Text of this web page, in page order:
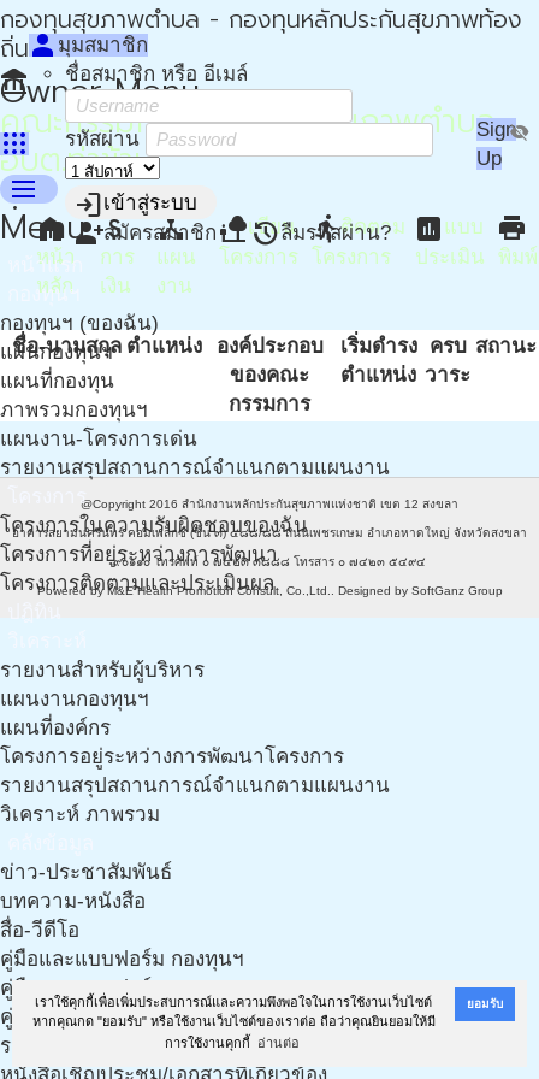
เราใช้คุกกี้เพื่อเพิ่มประสบการณ์และความพึงพอใจในการใช้งานเว็บไซต์
หากคุณกด "ยอมรับ" หรือใช้งานเว็บไซต์ของเราต่อ ถือว่าคุณยินยอมให้มี
การใช้งานคุกกี้
อ่านต่อ
ยอมรับ
กองทุนสุขภาพตำบล - กองทุนหลักประกันสุขภาพท้อง
ถิ่น - กปท
Owner Menu
apps
person มุมสมาชิก
ชื่อสมาชิก หรือ อีเมล์
รหัสผ่าน visibility_off
loginเข้าสู่ระบบ
person_addสมัครสมาชิก restoreลืมรหัสผ่าน?
Sign
Up
menu
Menu
หน้าแรก
กองทุนฯ
กองทุนฯ (ของฉัน)
แผนกองทุนฯ
แผนที่กองทุน
ภาพรวมกองทุนฯ
แผนงาน-โครงการเด่น
รายงานสรุปสถานการณ์จำแนกตามแผนงาน
โครงการ
โครงการในความรับผิดชอบของฉัน
โครงการที่อยู่ระหว่างการพัฒนา
โครงการติดตามและประเมินผล
รายงานสำหรับผู้บริหาร
แผนงานกองทุนฯ
แผนที่องค์กร
โครงการอยู่ระหว่างการพัฒนาโครงการ
รายงานสรุปสถานการณ์จำแนกตามแผนงาน
วิเคราะห์ ภาพรวม
ข่าว-ประชาสัมพันธ์
บทความ-หนังสือ
สื่อ-วีดีโอ
คู่มือและแบบฟอร์ม กองทุนฯ
คู่มือและแบบฟอร์ม กองทุนฯ (งาน LTC)
คู่มือ เอกสารฯ และแนวทางการทำแผนฯ จากทีมวิชาการ
รวมเอกสารเกี่ยวกับประกาศ ฉบับใหม่ ปี 61
หนังสือเชิญประชุม/เอกสารที่เกี่ยวข้อง
account_balance
คณะกรรมการ - กองทุนสุขภาพตำบล
อบต.ท่าข้าม
more_vert
home
หน้า
หลัก
attach_money
การ
เงิน
device_hub
แผน
งาน
nature_peopleเขียน
โครงการ
directions_runติดตาม
โครงการ
assessment แบบ
ประเมิน
print
พิมพ์
ชื่อ-นามสกุล ตำแหน่ง
องค์ประกอบ
ของคณะ
กรรมการ
เริ่มดำรง
ตำแหน่ง
ครบ
วาระ
สถานะ
@Copyright 2016 สำนักงานหลักประกันสุขภาพแห่งชาติ เขต 12 สงขลา
อาคารสยามนครินทร์ คอมเพล็กซ์ (ชั้น ๓) ๔๘๘/๘๘ ถนนเพชรเกษม อำเภอหาดใหญ่ จังหวัดสงขลา
๙๐๑๑๐ โทรศัพท์ ๐ ๗๔๒๓ ๓๘๘๘ โทรสาร ๐ ๗๔๒๓ ๕๔๙๔
Powered byM&E Health Promotion Consult, Co.,Ltd. . Designed by SoftGanz Group